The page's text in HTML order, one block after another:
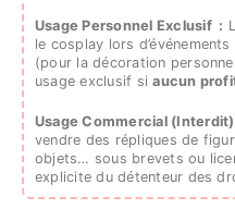
Usage Personnel Exclusif :
le cosplay lors
(pour la décoration
usage exclusif siaucun
Usage Commercial
vendre des répliques de
objets… sous brevets ou
explicite du détenteur des